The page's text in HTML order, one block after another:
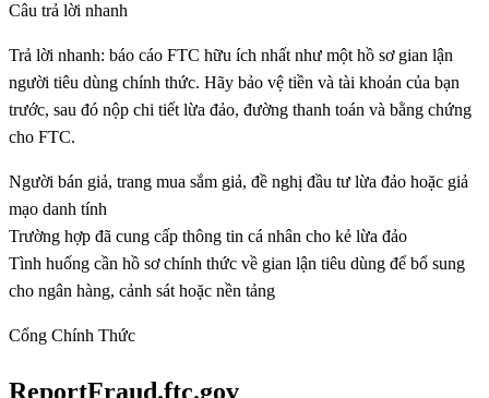
Câu trả lời nhanh
Trả lời nhanh: báo cáo FTC hữu ích nhất như một hồ sơ gian lận
người tiêu dùng chính thức. Hãy bảo vệ tiền và tài khoản của bạn
trước, sau đó nộp chi tiết lừa đảo, đường thanh toán và bằng chứng
cho FTC.
Người bán giả, trang mua sắm giả, đề nghị đầu tư lừa đảo hoặc giả
mạo danh tính
Trường hợp đã cung cấp thông tin cá nhân cho kẻ lừa đảo
Tình huống cần hồ sơ chính thức về gian lận tiêu dùng để bổ sung
cho ngân hàng, cảnh sát hoặc nền tảng
Cổng Chính Thức
ReportFraud.ftc.gov